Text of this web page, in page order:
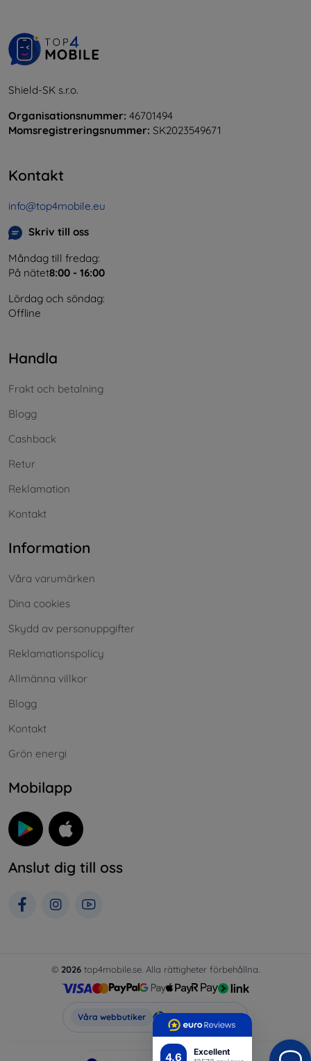
4.6 Excellent
Shield-SK s.r.o.
Organisationsnummer: 46701494
Momsregistreringsnummer: SK2023549671
Kontakt
info@top4mobile.eu
Skriv till oss
Måndag till fredag:
På nätet8:00 - 16:00
Lördag och söndag:
Offline
Handla
Frakt och betalning
Blogg
Cashback
Retur
Reklamation
Kontakt
Information
Våra varumärken
Dina cookies
Skydd av personuppgifter
Reklamationspolicy
Allmänna villkor
Blogg
Kontakt
Grön energi
Mobilapp
Anslut dig till oss
© 2026 top4mobile.se. Alla rättigheter förbehållna.
Våra webbutiker Top4Mobile.se